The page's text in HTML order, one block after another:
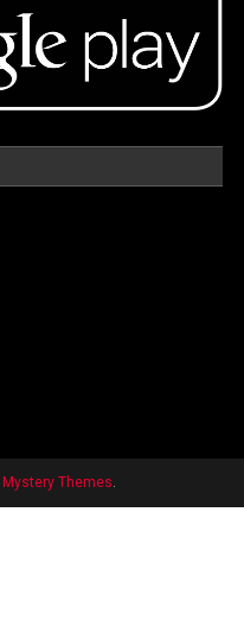
Mystery Themes.